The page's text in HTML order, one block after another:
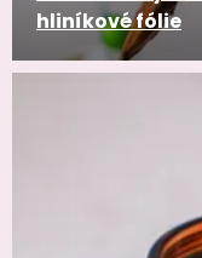
hliníkové fólie